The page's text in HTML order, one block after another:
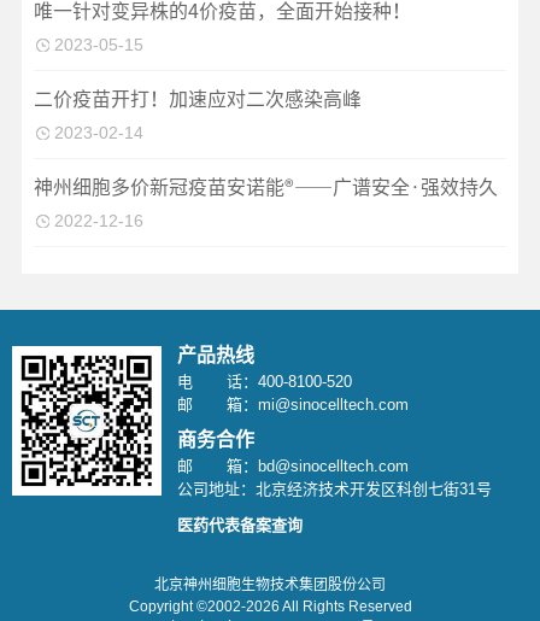
唯一针对变异株的4价疫苗，全面开始接种！
2023-05-15
二价疫苗开打！加速应对二次感染高峰
2023-02-14
神州细胞多价新冠疫苗安诺能®——广谱安全·强效持久
2022-12-16
产品热线
电 话：400-8100-520
邮 箱：mi@sinocelltech.com
商务合作
邮 箱：bd@sinocelltech.com
公司地址：北京经济技术开发区科创七街31号
医药代表备案查询
北京神州细胞生物技术集团股份公司
Copyright ©2002-2026 All Rights Reserved